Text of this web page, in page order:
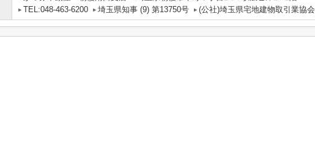
TEL:048-463-6200
埼玉県知事 (9) 第13750号 (公社)埼玉県宅地建物取引業協会